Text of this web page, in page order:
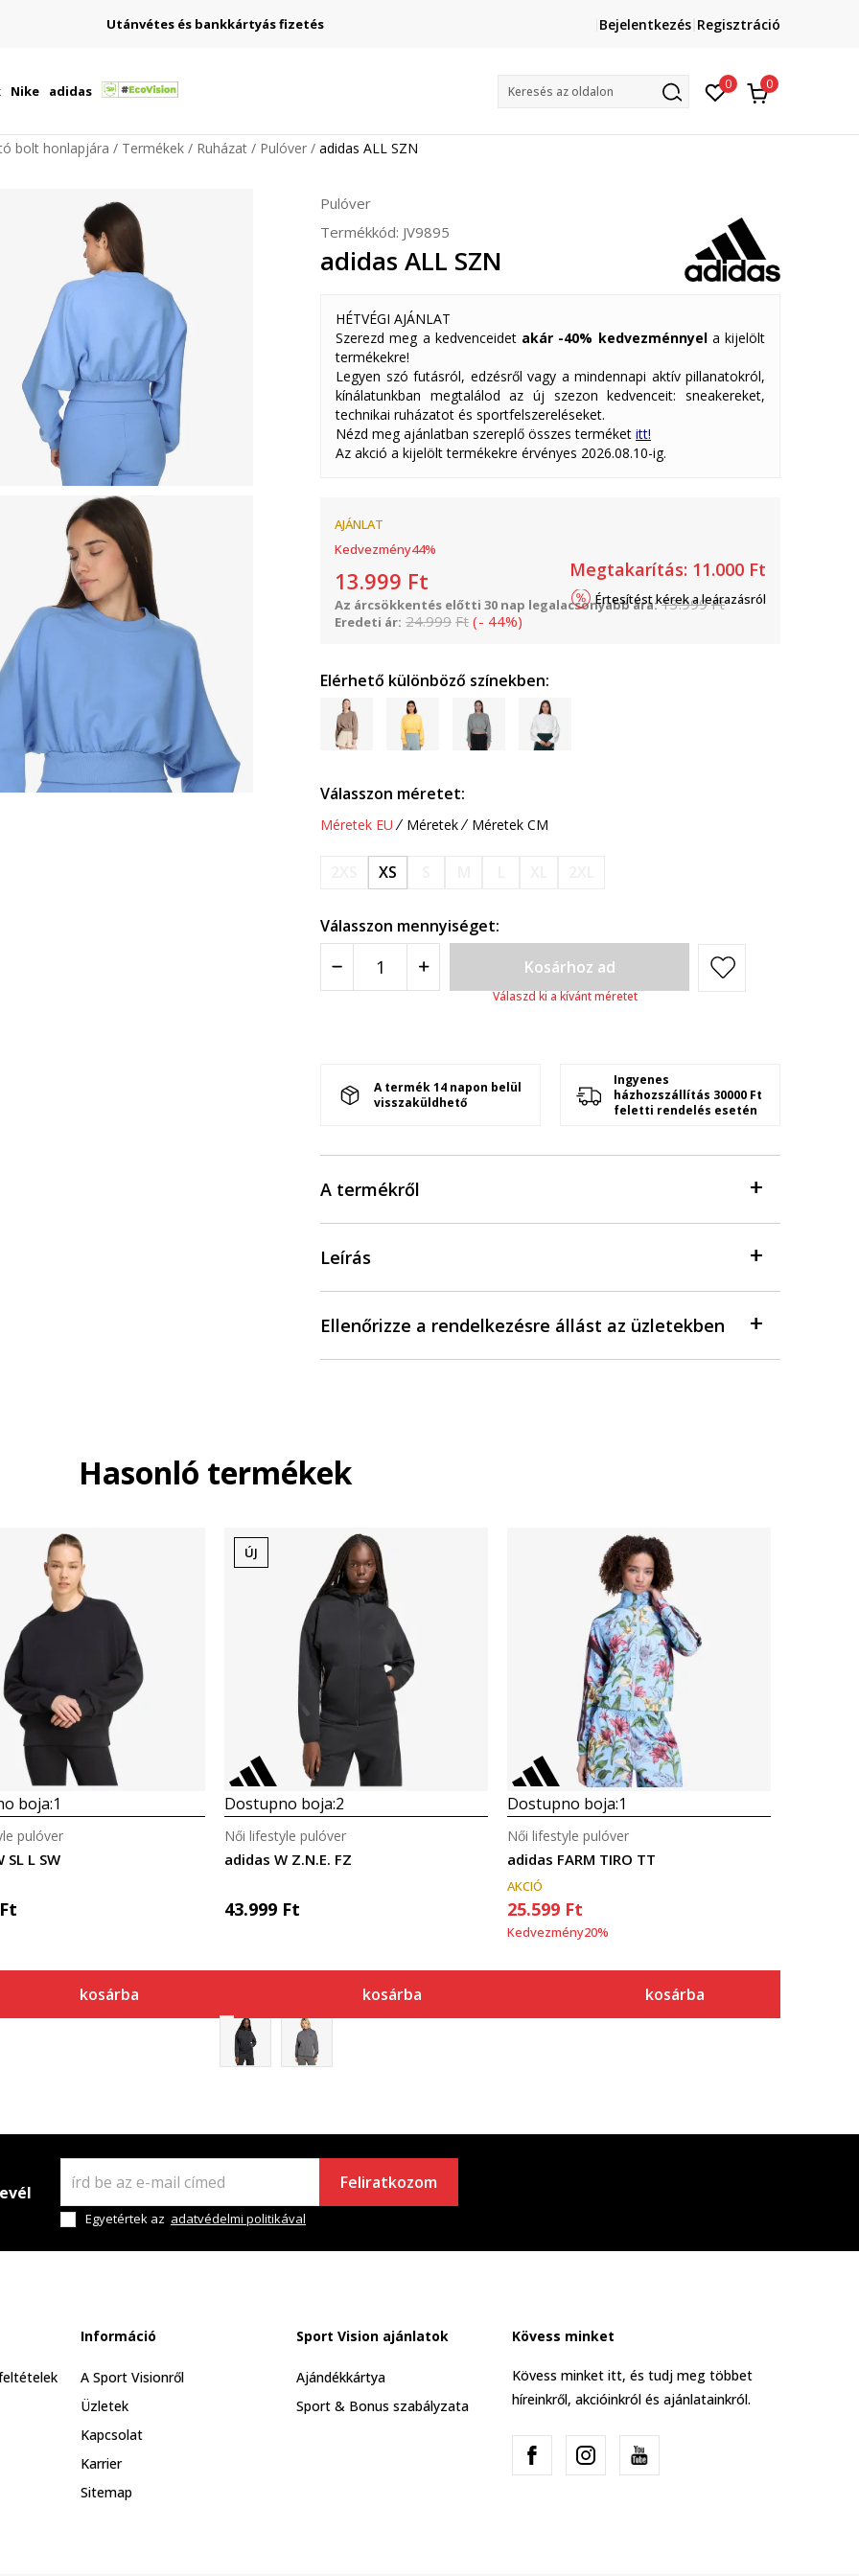
Utánvétes és bankkártyás fizetés
Lépj velünk kapcsolatba
online@sport-vision.huBejelentkezés Regisztráció
Nike adidas Keresés az oldalon 0 0
bolt honlapjára Termékek Ruházat Pulóver adidas ALL SZN
Pulóver
Termékkód: JV9895
adidas ALL SZN
HÉTVÉGI AJÁNLAT
Szerezd meg a kedvenceidet akár -40% kedvezménnyel a kijelölt
termékekre!
Legyen szó futásról, edzésről vagy a mindennapi aktív pillanatokról,
kínálatunkban megtalálod az új szezon kedvenceit: sneakereket,
technikai ruházatot és sportfelszereléseket.
Nézd meg ajánlatban szereplő összes terméket itt!
Az akció a kijelölt termékekre érvényes 2026.08.10-ig.
AJÁNLAT
Kedvezmény44%
13.999 Ft
Az árcsökkentés előtti 30 nap legalacsonyabb ára: 13.999 Ft
Eredeti ár: 24.999 Ft (- 44%)
Megtakarítás: 11.000 Ft
Értesítést kérek a leárazásról
Elérhető különböző színekben:
Válasszon méretet:
Méretek EU Méretek Méretek CM
XS
Válasszon mennyiséget:
Kosárhoz ad
Válaszd ki a kívánt méretet
A termék 14 napon belül
visszaküldhető
Ingyenes
házhozszállítás 30000 Ft
feletti rendelés esetén
A termékről
Leírás
Ellenőrizze a rendelkezésre állást az üzletekben
Hasonló termékek
boja:1
SL L SW
pulóver
Ft
kosárba
ÚJ
Dostupno boja:2
adidas W Z.N.E. FZ
Női lifestyle pulóver
43.999 Ft
kosárba
Dostupno boja:1
adidas FARM TIRO TT
Női lifestyle pulóver
AKCIÓ
25.599 Ft
Kedvezmény20%
kosárba
Feliratkozom
Egyetértek az adatvédelmi politikával
Információ
A Sport Visionről
Üzletek
Kapcsolat
Karrier
Sitemap
Sport Vision ajánlatok
Ajándékkártya
Sport & Bonus szabályzata
Kövess minket
Kövess minket itt, és tudj meg többet
híreinkről, akcióinkról és ajánlatainkról.